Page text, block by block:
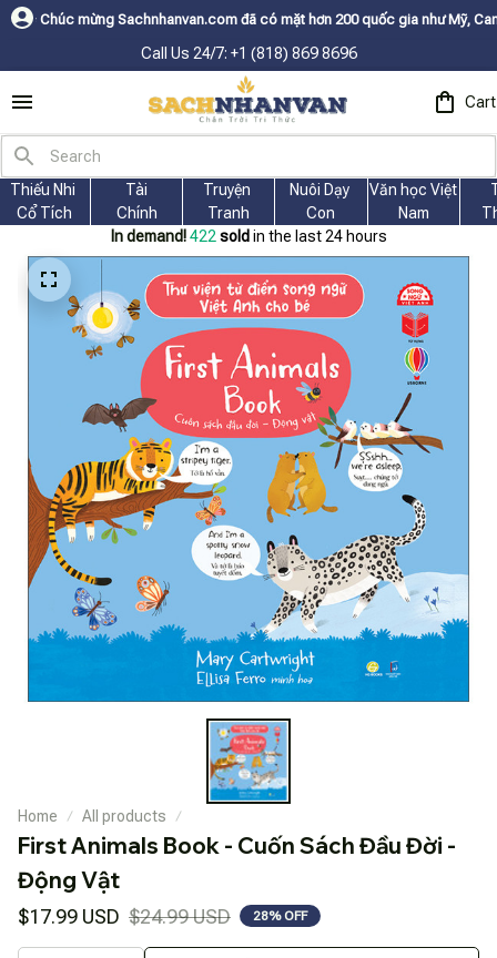
Sachnhanvan.com đã có mặt hơn 200 quốc gia như Mỹ, Canada, Úc,
Call Us 24/7: +1 (818) 869 8696
Cart
Thiếu Nhi
Cổ Tích
Tài
Chính
Truyện
Tranh
Nuôi Dạy
Con
Văn học Việt
Nam
In demand! 422 sold in the last 24 hours
Home All products
First Animals Book - Cuốn Sách Đầu Đời -
Động Vật
$17.99 USD $24.99 USD 28% OFF